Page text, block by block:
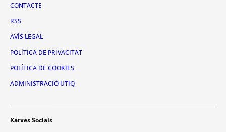
CONTACTE
RSS
AVÍS LEGAL
POLÍTICA DE PRIVACITAT
POLÍTICA DE COOKIES
ADMINISTRACIÓ UTIQ
Xarxes Socials